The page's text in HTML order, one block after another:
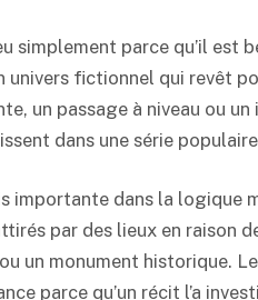
simplement parce qu’il est
univers fictionnel qui revêt
un passage à niveau ou
dans une série
importante dans la logique
par des lieux en raison
un monument historique.
parce qu’un récit l’a